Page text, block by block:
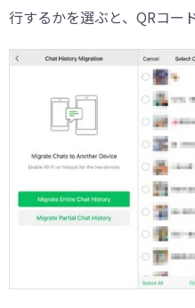
行するかを選ぶと、QRコー